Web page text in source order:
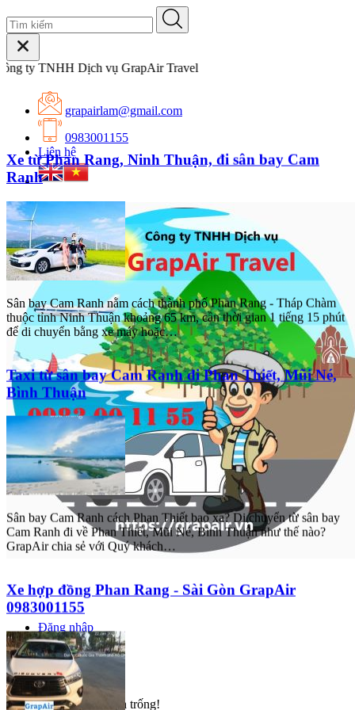
Dịch vụ GrapAir Travel
grapairlam@gmail.com
0983001155
Liên hệ
Đăng nhập
Đăng ký
0
Giỏ hàng của bạn trống!
Xe từ Phan Rang, Ninh Thuận, đi sân bay Cam
Ranh
Sân bay Cam Ranh nằm cách thành phố Phan Rang - Tháp Chàm
thuộc tỉnh Ninh Thuận khoảng 65 km, cần thời gian 1 tiếng 15 phút
để di chuyển bằng xe máy hoặc…
Taxi từ sân bay Cam Ranh đi Phan Thiết, Mũi Né,
Bình Thuận
Sân bay Cam Ranh cách Phan Thiết bao xa? Di chuyển từ sân bay
Cam Ranh đi về Phan Thiết, Mũi Né, Bình Thuận như thế nào?
GrapAir chia sẻ với Quý khách…
Xe hợp đồng Phan Rang - Sài Gòn GrapAir
0983001155